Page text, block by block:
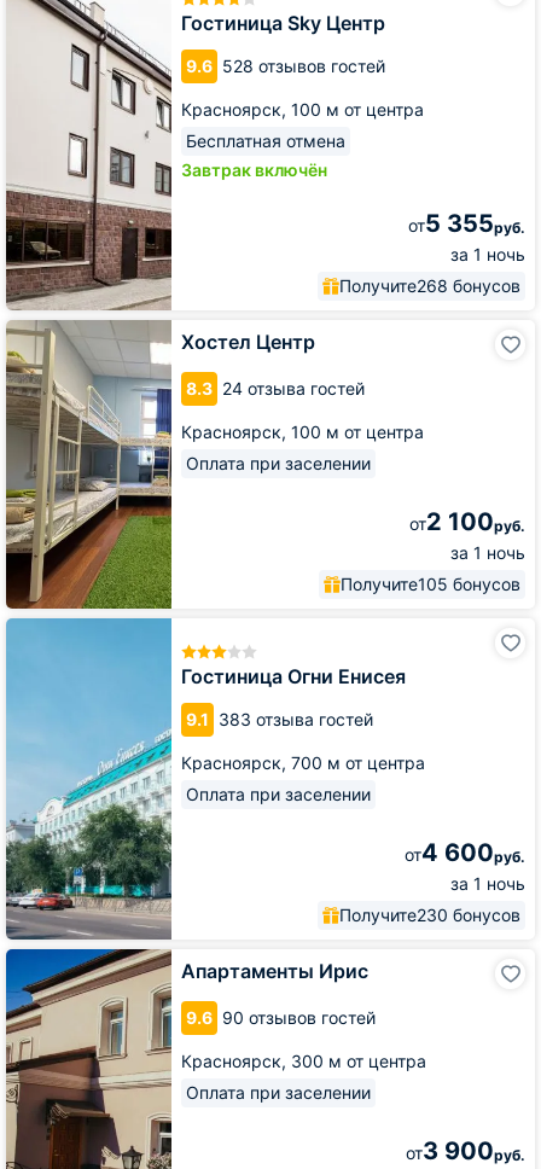
Гостиница Sky Центр
9.6 528 отзывов гостей
Красноярск, 100 м от центра
Бесплатная отмена
Завтрак включён
от5 355руб.
за 1 ночь
Получите268 бонусов
Центр
Хостел Центр
8.3 24 отзыва гостей
Красноярск, 100 м от центра
Оплата при заселении
от2 100руб.
за 1 ночь
Получите105 бонусов
Хостел
Центр
Гостиница Огни Енисея
9.1 383 отзыва гостей
Красноярск, 700 м от центра
Оплата при заселении
от4 600руб.
за 1 ночь
Получите230 бонусов
Гостиница
Апартаменты Ирис
9.6 90 отзывов гостей
Красноярск, 300 м от центра
Оплата при заселении
от3 900руб.
Апартаменты
Ирис